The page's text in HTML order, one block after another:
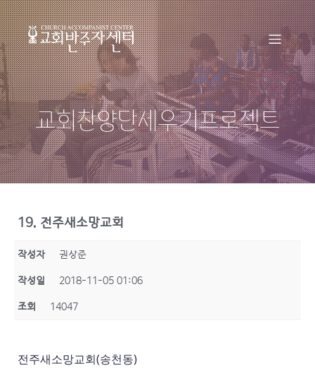
교회찬양단세우기프로젝트
19. 전주새소망교회
작성자 권상준
작성일 2018-11-05 01:06
조회 14047
전주새소망교회(송천동)